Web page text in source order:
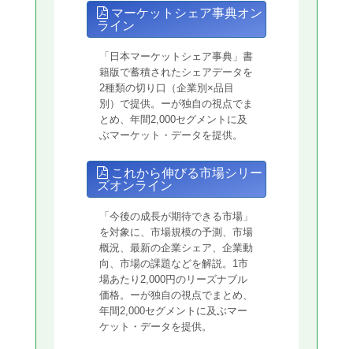
マーケットシェア事典オン
ライン
「日本マーケットシェア事典」書
籍版で蓄積されたシェアデータを
2種類の切り口（企業別×品目
別）で提供。ーが独自の視点でま
とめ、年間2,000セグメントに及
ぶマーケット・データを提供。
これから伸びる市場シリー
ズオンライン
「今後の成長が期待できる市場」
を対象に、市場規模の予測、市場
概況、最新の企業シェア、企業動
向、市場の課題などを解説。1市
場あたり2,000円のリーズナブル
価格。ーが独自の視点でまとめ、
年間2,000セグメントに及ぶマー
ケット・データを提供。